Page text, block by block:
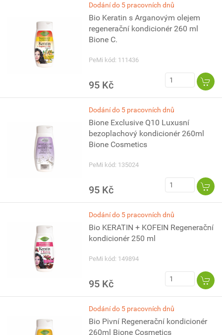
Dodání do 5 pracovních dnů
Bio Keratin s Arganovým olejem
regenerační kondicionér 260 ml
Bione C.
PeMi kód: 111436
95 Kč
Dodání do 5 pracovních dnů
Bione Exclusive Q10 Luxusní
bezoplachový kondicionér 260ml
Bione Cosmetics
PeMi kód: 135024
95 Kč
Dodání do 5 pracovních dnů
Bio KERATIN + KOFEIN Regenerační
kondicionér 250 ml
PeMi kód: 149894
95 Kč
Dodání do 5 pracovních dnů
Bio Pivní Regenerační kondicionér
260ml Bione Cosmetics